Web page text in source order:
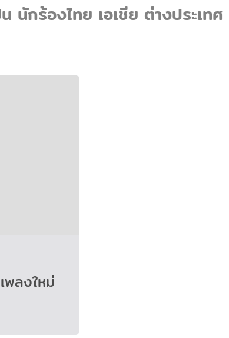
นักร้องไทย เอเชีย ต่างประเท
ลงใหม่